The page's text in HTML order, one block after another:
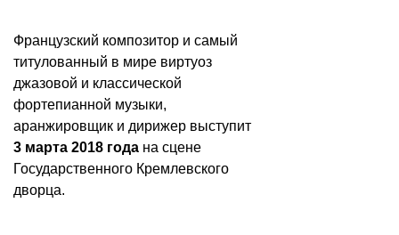
Французский композитор и самый
титулованный в мире виртуоз
джазовой и классической
фортепианной музыки,
аранжировщик и дирижер выступит
3 марта 2018 года на сцене
Государственного Кремлевского
дворца.